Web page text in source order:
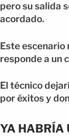
pero su salida
acordado.
Este escenario
responde a un
El técnico
por éxitos y
YA HABRÍA